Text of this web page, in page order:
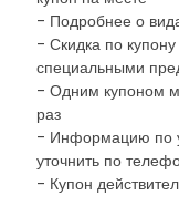
- Подробнее о
- Скидка по
специальными
- Одним купоном
раз
- Информацию по
уточнить по
- Купон